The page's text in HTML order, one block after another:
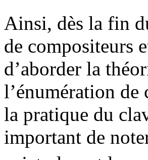
Ainsi, dès la fin
de compositeurs
d’aborder la
l’énumération de
la pratique du
important de